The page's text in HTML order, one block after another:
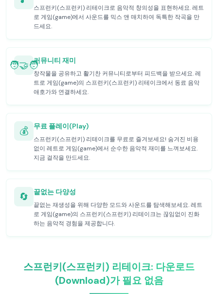
스프런키(스프런키) 리테이크로 음악적 창의성을 표현하세요. 레트
로 게임(game)에서 사운드를 믹스 앤 매치하여 독특한 작곡을 만
드세요.
🧑‍🤝‍🧑커뮤니티 재미
창작물을 공유하고 활기찬 커뮤니티로부터 피드백을 받으세요. 레
트로 게임(game)의 스프런키(스프런키) 리테이크에서 동료 음악
애호가와 연결하세요.
💰 무료 플레이(Play)
스프런키(스프런키) 리테이크를 무료로 즐겨보세요! 숨겨진 비용
없이 레트로 게임(game)에서 순수한 음악적 재미를 느껴보세요.
지금 걸작을 만드세요.
🔄 끝없는 다양성
끝없는 재생성을 위해 다양한 모드와 사운드를 탐색해보세요. 레트
로 게임(game)의 스프런키(스프런키) 리테이크는 끊임없이 진화
하는 음악적 경험을 제공합니다.
스프런키(스프런키) 리테이크: 다운로드
(Download)가 필요 없음